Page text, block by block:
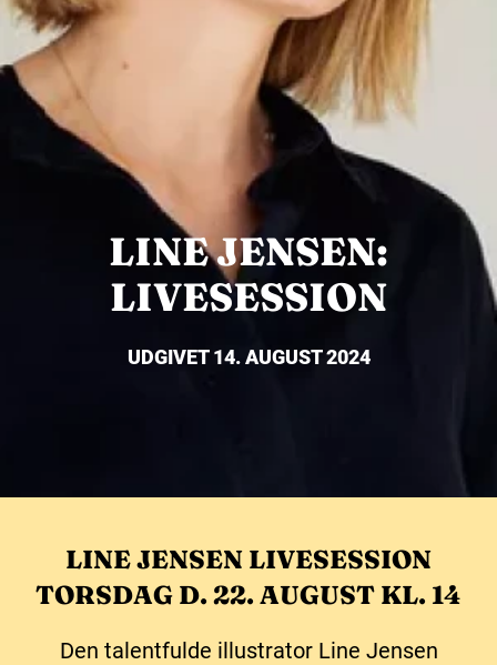
LINE JENSEN:
LIVESESSION
UDGIVET 14. AUGUST 2024
LINE JENSEN LIVESESSION
TORSDAG D. 22. AUGUST KL. 14
Den talentfulde illustrator Line Jensen